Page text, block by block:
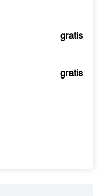
gratis
gratis